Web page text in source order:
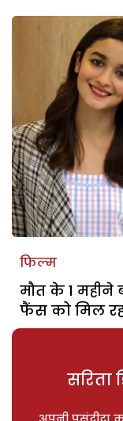
फिल्म
मौत के 1 महीने
फैंस को मिल
सरिता